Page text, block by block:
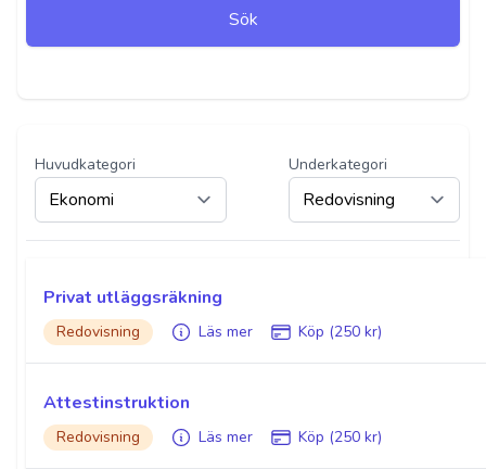
Sök
Huvudkategori Underkategori
Privat utläggsräkning
Redovisning Läs mer Köp (250 kr)
Attestinstruktion
Redovisning Läs mer Köp (250 kr)